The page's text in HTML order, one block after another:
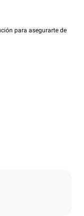
para asegurarte de